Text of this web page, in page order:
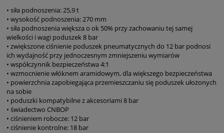
• siła podnoszenia: 25,9 t
• wysokość podnoszenia: 270 mm
• siła podnoszenia większa o ok 50% przy zachowaniu tej samej
wielkości i wagi poduszek 8 bar
• zwiększone ciśnienie poduszek pneumatycznych do 12 bar podnosi
ich wydajność przy jednoczesnym zmniejszeniu wymiarów
• współczynnik bezpieczeństwa 4:1
• wzmocnienie włóknem aramidowym, dla większego bezpieczeństwa
• powierzchnia zapobiegająca przemieszczaniu się poduszek ułożonych
na sobie
• poduszki kompatybilne z akcesoriami 8 bar
• świadectwo CNBOP
• ciśnieniem robocze: 12 bar
• ciśnienie kontrolne: 18 bar